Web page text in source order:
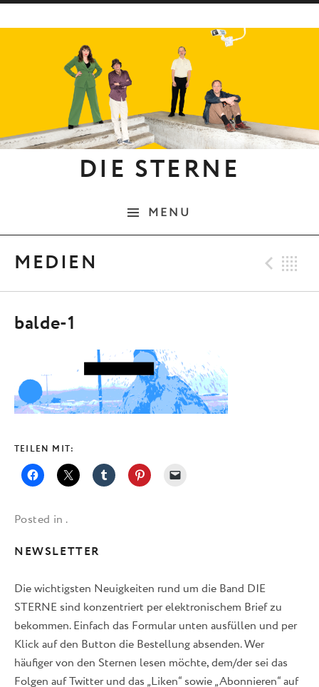
DIE STERNE
MENU
MEDIEN
balde-1
TEILEN MIT:
Posted in .
NEWSLETTER
Die wichtigsten Neuigkeiten rund um die Band DIE
STERNE sind konzentriert per elektronischem Brief zu
bekommen. Einfach das Formular unten ausfüllen und per
Klick auf den Button die Bestellung absenden. Wer
häufiger von den Sternen lesen möchte, dem/der sei das
Folgen auf Twitter und das „Liken“ sowie „Abonnieren“ auf